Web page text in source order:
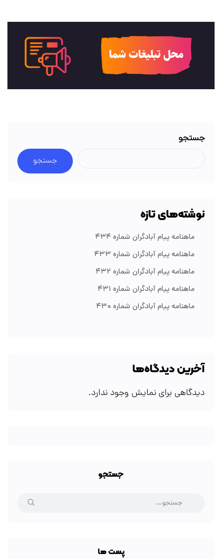
جستجو
جستجو
نوشته‌های تازه
ماهنامه پیام آبادگران شماره ۴۳۴
ماهنامه پیام آبادگران شماره ۴۳۳
ماهنامه پیام آبادگران شماره ۴۳۲
ماهنامه پیام آبادگران شماره ۴۳۱
ماهنامه پیام آبادگران شماره ۴۳۰
آخرین دیدگاه‌ها
دیدگاهی برای نمایش وجود ندارد.
جستجو
پست ها